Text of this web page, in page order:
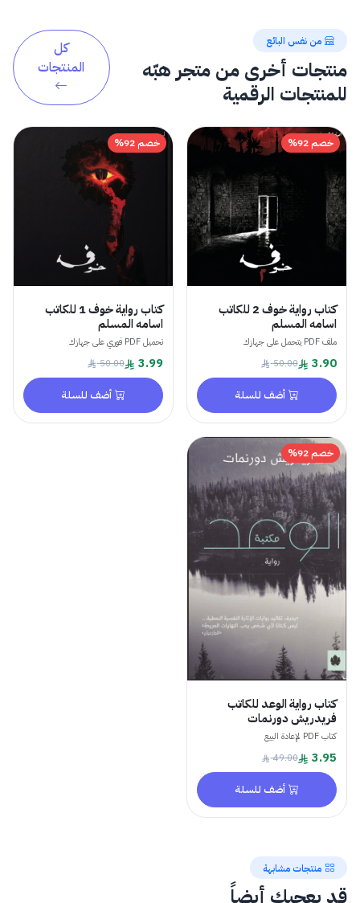
من نفس البائع
منتجات أخرى من متجر هبّه
للمنتجات الرقمية
كل
المنتجات
خصم 92%
كتاب رواية خوف 2 للكاتب
اسامه المسلم
ملف PDF يتحمل على جهازك
3.90
50.00
أضف للسلة
خصم 92%
كتاب رواية خوف 1 للكاتب
اسامه المسلم
تحميل PDF فوري على جهازك
3.99
50.00
أضف للسلة
خصم 92%
كتاب رواية الوعد للكاتب
فريدريش دورنمات
كتاب PDF لإعادة البيع
3.95
49.00
أضف للسلة
منتجات مشابهة
قد يعجبك أيضاً